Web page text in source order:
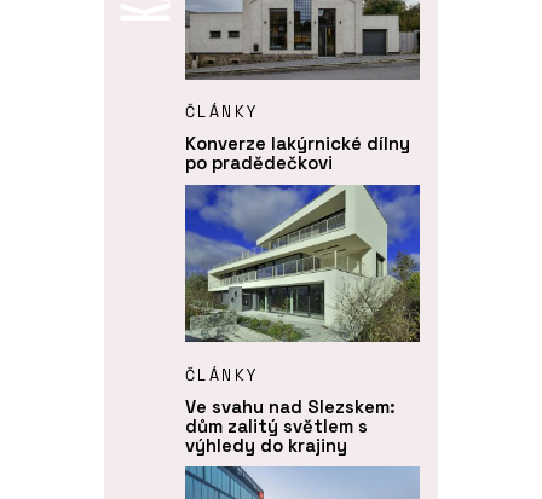
ČLÁNKY
Konverze lakýrnické dílny
po pradědečkovi
ČLÁNKY
Ve svahu nad Slezskem:
dům zalitý světlem s
výhledy do krajiny